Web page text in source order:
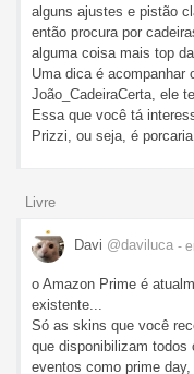
alguns ajustes e pistão
então procura por
alguma coisa mais top
Uma dica é acompanhar
João_CadeiraCerta, ele
Essa que você tá
Prizzi, ou seja, é
Livre
Davi @daviluca -
o Amazon Prime é
existente...
Só as skins que você
que disponibilizam
eventos como prime